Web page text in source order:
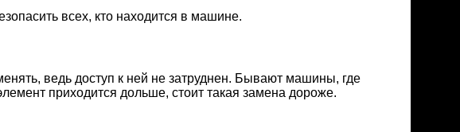
всех, кто находится в машине.
ведь доступ к ней не затруднен. Бывают машины, где
приходится дольше, стоит такая замена дороже.